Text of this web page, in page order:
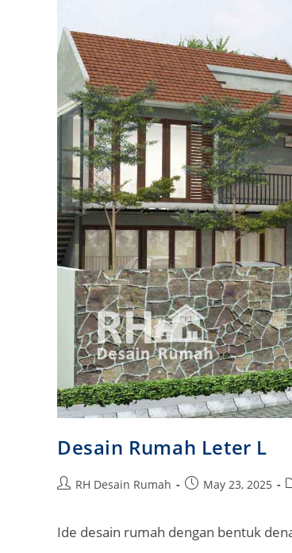
Desain Rumah Leter L
PostRH Desain Rumah
PostMay 23, 2025
Ide desain rumah dengan bentuk